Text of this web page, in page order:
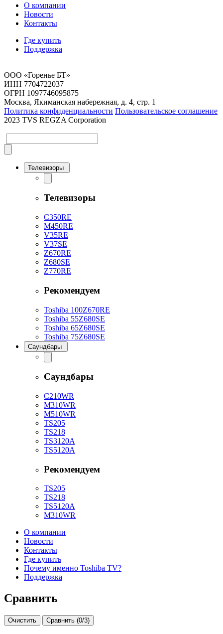
О компании
Новости
Контакты
Где купить
Поддержка
ООО «Горенье БТ»
ИНН 7704722037
ОГРН 1097746095875
Москва, Якиманская набережная, д. 4, стр. 1
Политика конфиденциальности Пользовательское соглашение
2023 TVS REGZA Corporation
Телевизоры
Телевизоры
C350RE
M450RE
V35RE
V37SE
Z670RE
Z680SE
Z770RE
Рекомендуем
Toshiba 100Z670RE
Toshiba 55Z680SE
Toshiba 65Z680SE
Toshiba 75Z680SE
Саундбары
Саундбары
C210WR
M310WR
M510WR
TS205
TS218
TS3120A
TS5120A
Рекомендуем
TS205
TS218
TS5120A
M310WR
О компании
Новости
Контакты
Где купить
Почему именно Toshiba TV?
Поддержка
Сравнить
Очистить Сравнить (0/3)